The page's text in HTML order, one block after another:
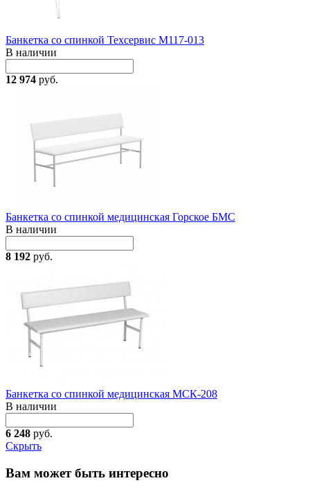
Банкетка со спинкой Техсервис М117-013
В наличии
12 974 руб.
Банкетка со спинкой медицинская Горское БМС
В наличии
8 192 руб.
Банкетка со спинкой медицинская МСК-208
В наличии
6 248 руб.
Скрыть
Вам может быть интересно